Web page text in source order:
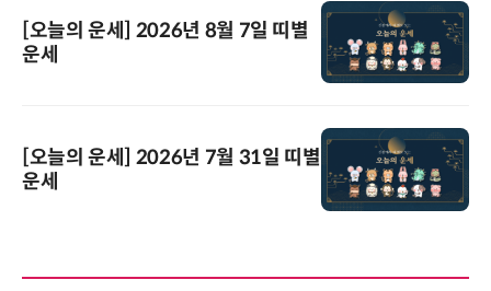
[오늘의 운세] 2026년 8월 7일 띠별
운세
[오늘의 운세] 2026년 7월 31일 띠별
운세